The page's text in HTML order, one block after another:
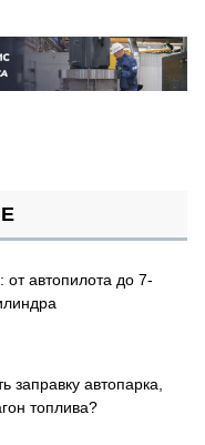
автопилота до 7-
заправку автопарка,
топлива?